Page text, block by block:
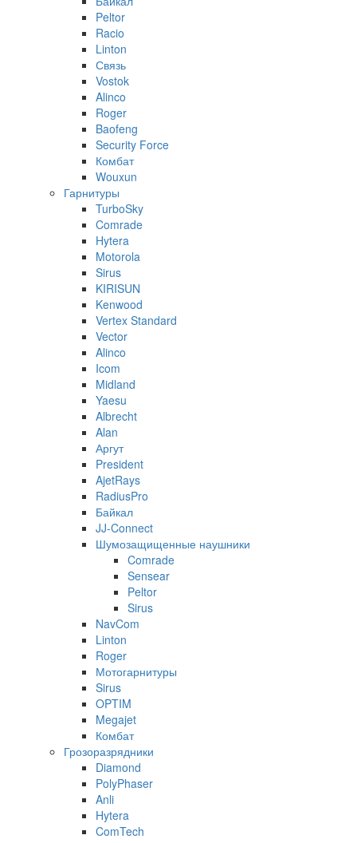
Peltor
Racio
Linton
Связь
Vostok
Alinco
Roger
Baofeng
Security Force
Комбат
Wouxun
Гарнитуры
TurboSky
Comrade
Hytera
Motorola
Sirus
KIRISUN
Kenwood
Vertex Standard
Vector
Alinco
Icom
Midland
Yaesu
Albrecht
Alan
Аргут
President
AjetRays
RadiusPro
Байкал
JJ-Connect
Шумозащищенные наушники
Comrade
Sensear
Peltor
Sirus
NavCom
Linton
Roger
Мотогарнитуры
Sirus
OPTIM
Megajet
Комбат
Грозоразрядники
Diamond
PolyPhaser
Anli
Hytera
ComTech